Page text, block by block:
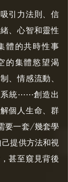
引力法則、信
、心智和靈性
體的共時性事
的集體慾望渴
、情感流動、
系統⋯⋯創造出
個人生命、群
要一套/幾套學
提供方法和視
甚至窺見背後